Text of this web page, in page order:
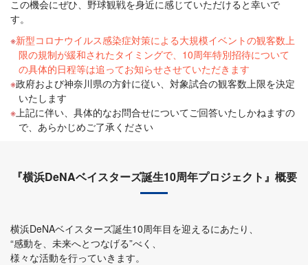
この機会にぜひ、野球観戦を身近に感じていただけると幸いで
す。
新型コロナウイルス感染症対策による大規模イベントの観客数上
限の規制が緩和されたタイミングで、10周年特別招待について
の具体的日程等は追ってお知らせさせていただきます
政府および神奈川県の方針に従い、対象試合の観客数上限を決定
いたします
上記に伴い、具体的なお問合せについてご回答いたしかねますの
で、あらかじめご了承ください
『横浜DeNAベイスターズ誕生10周年プロジェクト』概要
横浜DeNAベイスターズ誕生10周年目を迎えるにあたり、
“感動を、未来へとつなげる”べく、
様々な活動を行っていきます。